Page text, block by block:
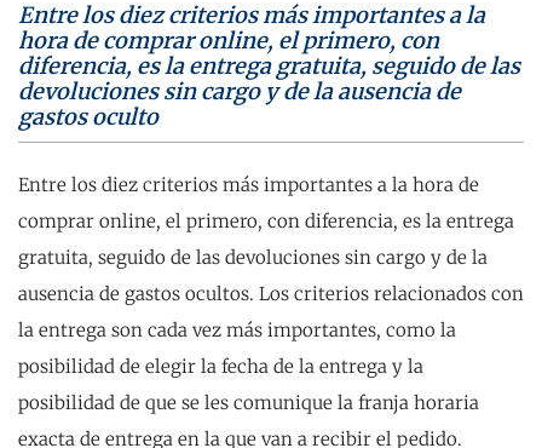
Entre los diez criterios más importantes a la
hora de comprar online, el primero, con
diferencia, es la entrega gratuita, seguido de las
devoluciones sin cargo y de la ausencia de
gastos oculto
Entre los diez criterios más importantes a la hora de
comprar online, el primero, con diferencia, es la entrega
gratuita, seguido de las devoluciones sin cargo y de la
ausencia de gastos ocultos. Los criterios relacionados con
la entrega son cada vez más importantes, como la
posibilidad de elegir la fecha de la entrega y la
posibilidad de que se les comunique la franja horaria
exacta de entrega en la que van a recibir el pedido.